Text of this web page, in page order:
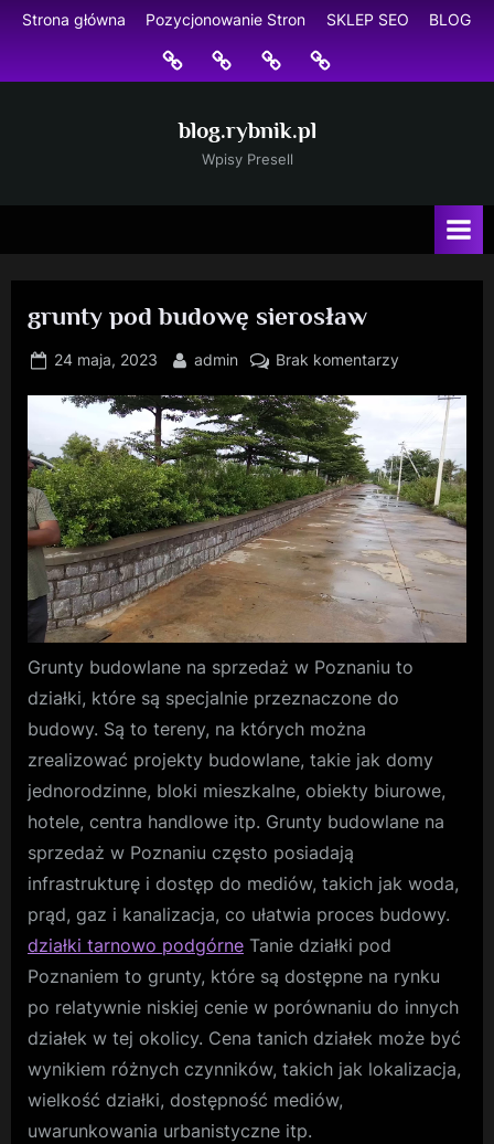
Skip
content
Strona główna Pozycjonowanie Stron SKLEP SEO BLOG
Strona
główna
Pozycjonowanie
Stron
SKLEP
SEO
BLOG
blog.rybnik.pl
Wpisy Presell
grunty pod budowę sierosław
Posted
24 maja, 2023 By
admin Brak komentarzydo
budowę
sierosław
Grunty budowlane na sprzedaż w Poznaniu to
działki, które są specjalnie przeznaczone do
budowy. Są to tereny, na których można
zrealizować projekty budowlane, takie jak domy
jednorodzinne, bloki mieszkalne, obiekty biurowe,
hotele, centra handlowe itp. Grunty budowlane na
sprzedaż w Poznaniu często posiadają
infrastrukturę i dostęp do mediów, takich jak woda,
prąd, gaz i kanalizacja, co ułatwia proces budowy.
działki tarnowo podgórne Tanie działki pod
Poznaniem to grunty, które są dostępne na rynku
po relatywnie niskiej cenie w porównaniu do innych
działek w tej okolicy. Cena tanich działek może być
wynikiem różnych czynników, takich jak lokalizacja,
wielkość działki, dostępność mediów,
uwarunkowania urbanistyczne itp.